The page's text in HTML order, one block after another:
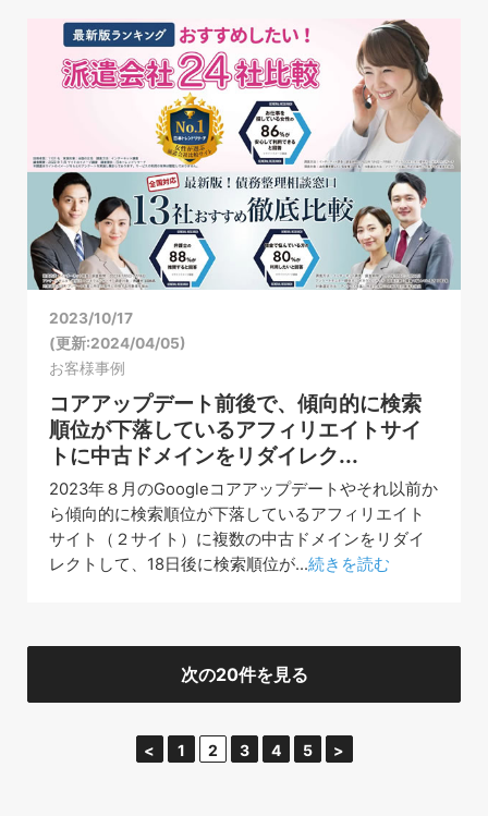
2023/10/17
(更新:2024/04/05)
お客様事例
コアアップデート前後で、傾向的に検索
順位が下落しているアフィリエイトサイ
トに中古ドメインをリダイレク...
2023年８月のGoogleコアアップデートやそれ以前か
ら傾向的に検索順位が下落しているアフィリエイト
サイト（２サイト）に複数の中古ドメインをリダイ
レクトして、18日後に検索順位が...続きを読む
次の20件を見る
< 1 2 3 4 5 >